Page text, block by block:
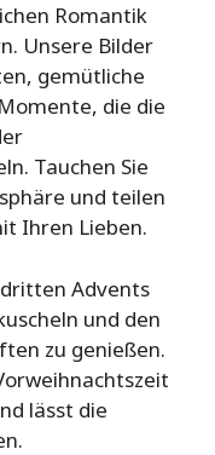
Romantik
Unsere Bilder
gemütliche
die die
Tauchen Sie
und teilen
Ihren Lieben.
Advents
und den
zu genießen.
lässt die